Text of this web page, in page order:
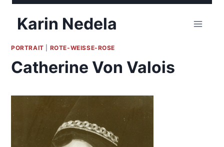
Zum
Inhalt
springenKarin Nedela
PORTRAIT ROTE-WEISSE-ROSE
Catherine Von Valois